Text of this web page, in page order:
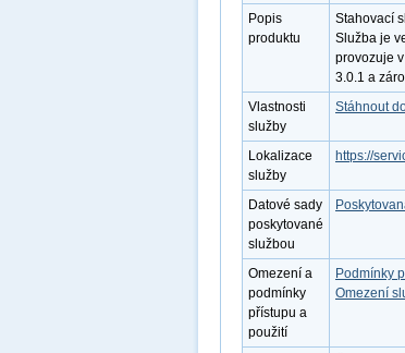
Popis
produktu
Stahovací
Služba je
provozuje
3.0.1 a
Vlastnosti
služby
Stáhnout
Lokalizace
služby
https://
Datové sady
poskytované
službou
Omezení a
podmínky
přístupu a
použití
Podmínky
Omezení